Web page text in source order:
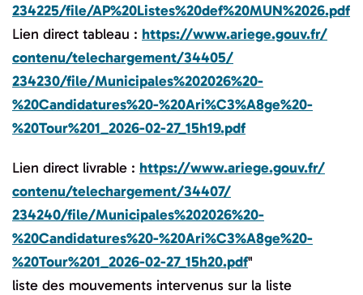
234225/file/AP%20Listes%20def%20MUN%2026.pdf
Lien direct tableau : https://www.ariege.gouv.fr/
contenu/telechargement/34405/
234230/file/Municipales%202026%20-
%20Candidatures%20-%20Ari%C3%A8ge%20-
%20Tour%201_2026-02-27_15h19.pdf
Lien direct livrable : https://www.ariege.gouv.fr/
contenu/telechargement/34407/
234240/file/Municipales%202026%20-
%20Candidatures%20-%20Ari%C3%A8ge%20-
%20Tour%201_2026-02-27_15h20.pdf"
liste des mouvements intervenus sur la liste